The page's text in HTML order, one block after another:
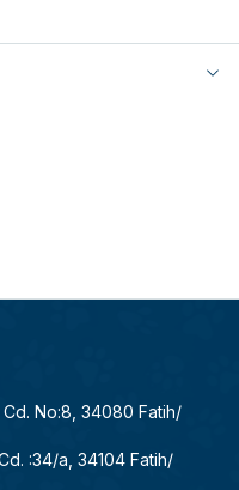
No:8, 34080 Fatih/
:34/a, 34104 Fatih/